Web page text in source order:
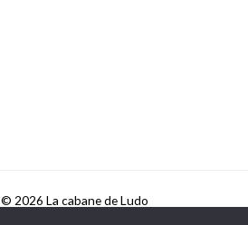
2026 La cabane de Ludo